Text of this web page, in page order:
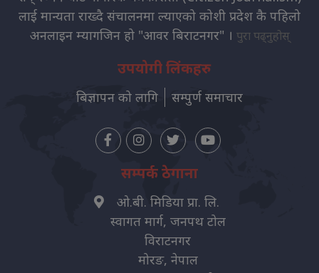
लाई मान्यता राख्दै संचालनमा ल्याएको कोशी प्रदेश कै पहिलो
अनलाइन म्यागजिन हो "आवर बिराटनगर" । पुरा पढ्नुहोस्
उपयोगी लिंकहरु
बिज्ञापन को लागि सम्पुर्ण समाचार
सम्पर्क ठेगाना
ओ.बी. मिडिया प्रा. लि.
स्वागत मार्ग, जनपथ टोल
विराटनगर
मोरङ, नेपाल